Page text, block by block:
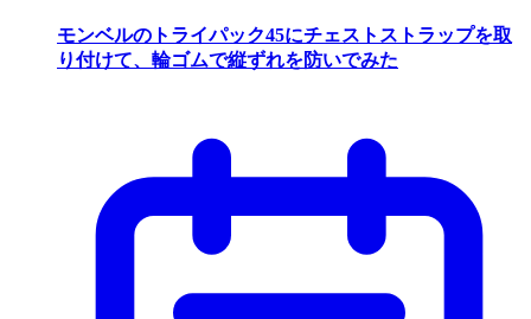
モンベルのトライパック45にチェストストラップを取
り付けて、輪ゴムで縦ずれを防いでみた